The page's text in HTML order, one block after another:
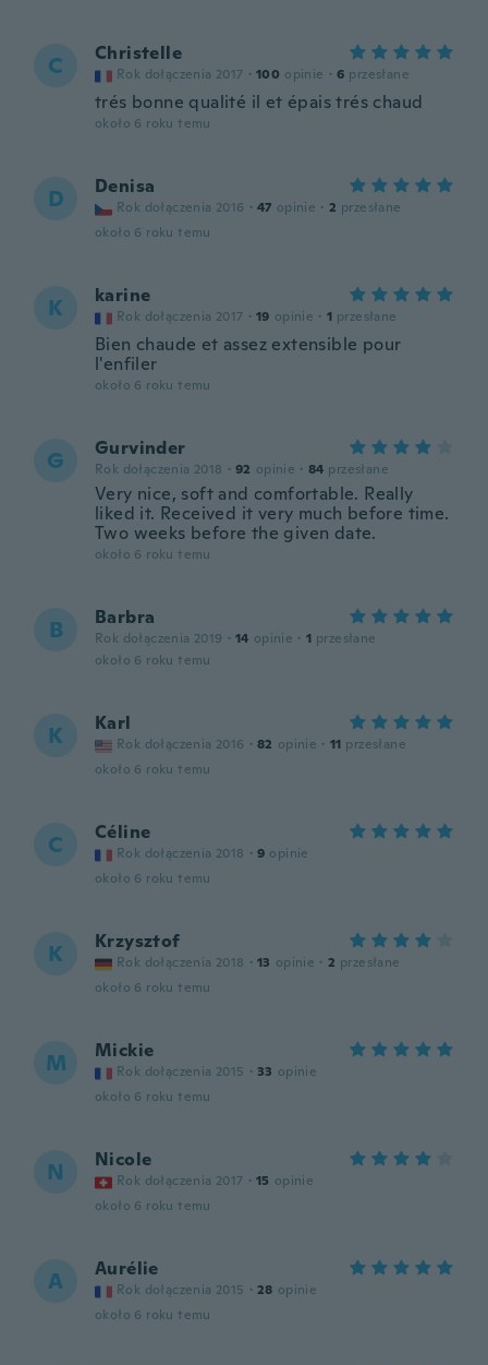
C Christelle
Rok dołączenia 2017 · 100 opinie · 6 przesłane
trés bonne qualité il et épais trés chaud
około 6 roku temu
D Denisa
Rok dołączenia 2016 · 47 opinie · 2 przesłane
około 6 roku temu
K karine
Rok dołączenia 2017 · 19 opinie · 1 przesłane
Bien chaude et assez extensible pour
l'enfiler
około 6 roku temu
G Gurvinder
Rok dołączenia 2018 · 92 opinie · 84 przesłane
Very nice, soft and comfortable. Really
liked it. Received it very much before time.
Two weeks before the given date.
około 6 roku temu
B Barbra
Rok dołączenia 2019 · 14 opinie · 1 przesłane
około 6 roku temu
K Karl
Rok dołączenia 2016 · 82 opinie · 11 przesłane
około 6 roku temu
C Céline
Rok dołączenia 2018 · 9 opinie
około 6 roku temu
K Krzysztof
Rok dołączenia 2018 · 13 opinie · 2 przesłane
około 6 roku temu
M Mickie
Rok dołączenia 2015 · 33 opinie
około 6 roku temu
N Nicole
Rok dołączenia 2017 · 15 opinie
około 6 roku temu
A Aurélie
Rok dołączenia 2015 · 28 opinie
około 6 roku temu